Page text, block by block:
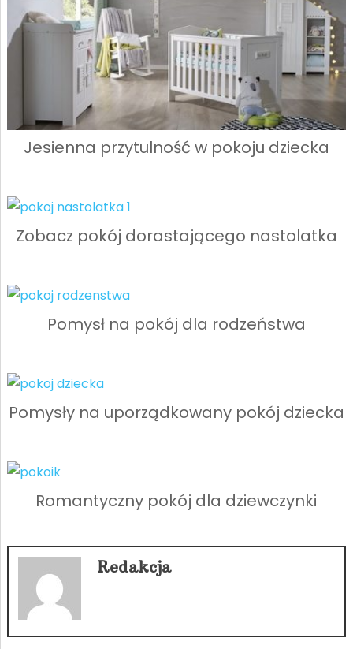
Jesienna przytulność w pokoju dziecka
Zobacz pokój dorastającego nastolatka
Pomysł na pokój dla rodzeństwa
Pomysły na uporządkowany pokój dziecka
Romantyczny pokój dla dziewczynki
Redakcja